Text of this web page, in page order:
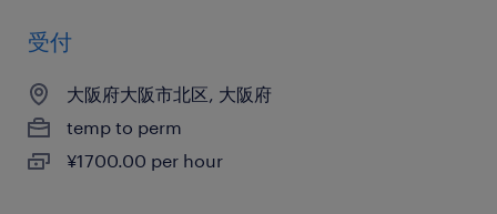
受付
大阪府大阪市北区, 大阪府
temp to perm
¥1700.00 per hour